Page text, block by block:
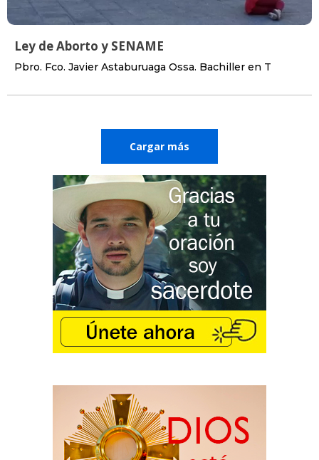
Ley de Aborto y SENAME
Pbro. Fco. Javier Astaburuaga Ossa. Bachiller en T
Cargar más